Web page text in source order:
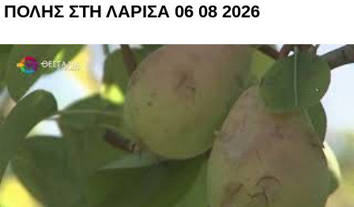
ΠΟΛΗΣ ΣΤΗ ΛΑΡΙΣΑ 06 08 2026